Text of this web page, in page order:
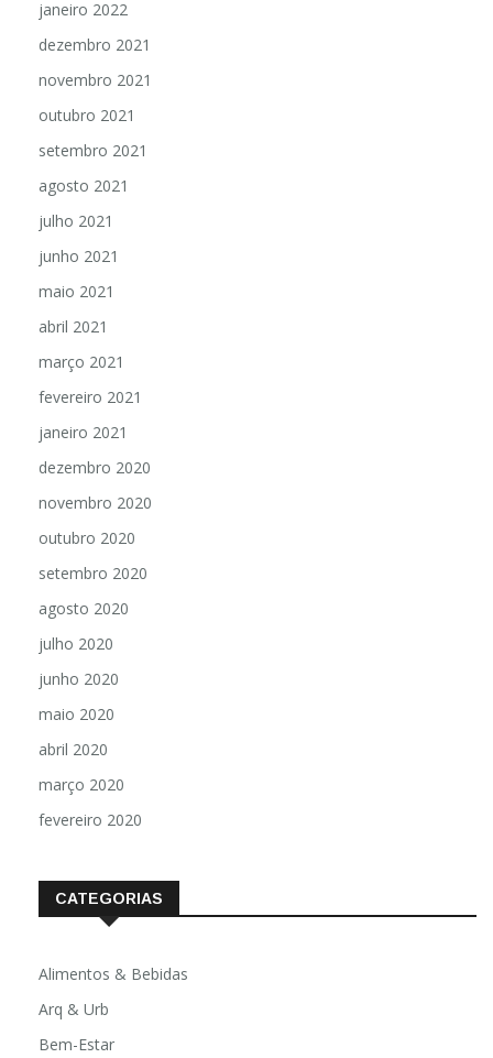
janeiro 2022
dezembro 2021
novembro 2021
outubro 2021
setembro 2021
agosto 2021
julho 2021
junho 2021
maio 2021
abril 2021
março 2021
fevereiro 2021
janeiro 2021
dezembro 2020
novembro 2020
outubro 2020
setembro 2020
agosto 2020
julho 2020
junho 2020
maio 2020
abril 2020
março 2020
fevereiro 2020
CATEGORIAS
Alimentos & Bebidas
Arq & Urb
Bem-Estar